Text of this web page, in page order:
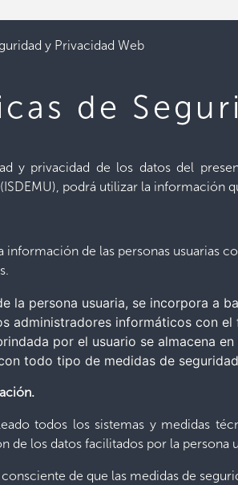
y Privacidad Web
de
y privacidad de los datos del
podrá utilizar la información
información de las personas usuarias
la persona usuaria, se incorpora a
administradores informáticos con
por el usuario se almacena
todo tipo de medidas de
todos los sistemas y medidas
de los datos facilitados por la persona
de que las medidas de